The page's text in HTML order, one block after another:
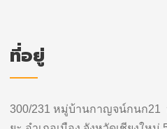
ที่อยู่
300/231 หมู่บ้านกาญจน์กนก21